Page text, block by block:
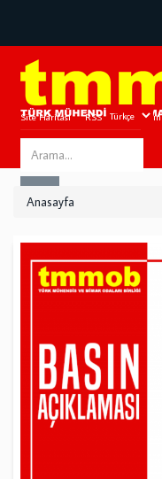
Site Haritası RSS Bize Ulaşın
Search
this
Anasayfa